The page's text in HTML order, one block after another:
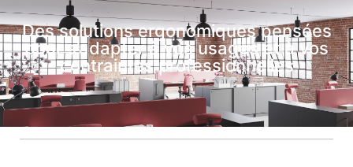
Des solutions ergonomiques pensées
pour s’adapter à vos usages et à vos
contraintes professionnelles